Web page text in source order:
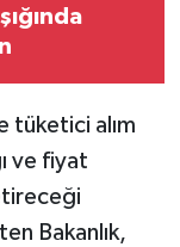
tüketici alım
ve fiyat
Bakanlık,